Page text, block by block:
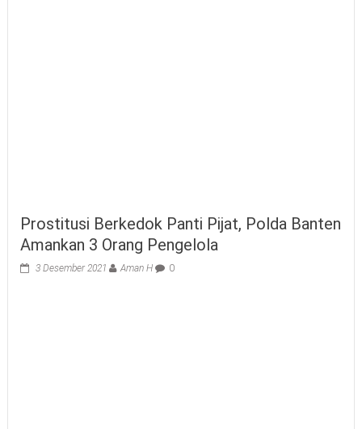
Prostitusi Berkedok Panti Pijat, Polda Banten
Amankan 3 Orang Pengelola
3 Desember 2021 Aman H 0